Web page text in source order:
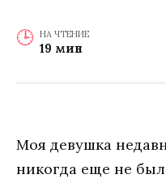
НА ЧТЕНИЕ
19 мин
Моя девушка
никогда еще не